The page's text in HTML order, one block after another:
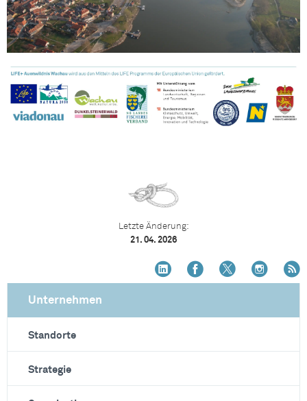
Letzte Änderung:
21. 04. 2026
Unternehmen
Standorte
Strategie